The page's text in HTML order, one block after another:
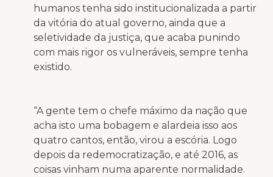
humanos tenha sido institucionalizada a partir
da vitória do atual governo, ainda que a
seletividade da justiça, que acaba punindo
com mais rigor os vulneráveis, sempre tenha
existido.
“A gente tem o chefe máximo da nação que
acha isto uma bobagem e alardeia isso aos
quatro cantos, então, virou a escória. Logo
depois da redemocratização, e até 2016, as
coisas vinham numa aparente normalidade.